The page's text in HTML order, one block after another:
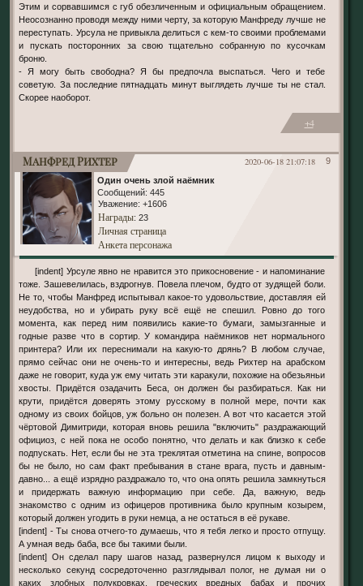
Этим и сорвавшимся с губ обезличенным и официальным обращением.
Неосознанно проводя между ними черту, за которую Манфреду лучше не
переступать. Урсула не привыкла делиться с кем-то своими проблемами
и пускать посторонних за свою тщательно собранную по кусочкам
броню.
- Я могу быть свободна? Я бы предпочла выспаться. Чего и тебе
советую. За последние пятнадцать минут выглядеть лучше ты не стал.
Скорее наоборот.
+4
9
2020-06-18 21:07:18
Манфред Рихтер
Один очень злой наёмник
Сообщений: 445
Уважение: +1606
Награды: 23
Личная страница
Анкета персонажа
[indent] Урсуле явно не нравится это прикосновение - и напоминание
тоже. Зашевелилась, вздрогнув. Повела плечом, будто от зудящей боли.
Не то, чтобы Манфред испытывал какое-то удовольствие, доставляя ей
неудобства, но и убирать руку всё ещё не спешил. Ровно до того
момента, как перед ним появились какие-то бумаги, замызганные и
годные разве что в сортир. У командира наёмников нет нормального
принтера? Или их переснимали на какую-то дрянь? В любом случае,
прямо сейчас они не очень-то и интересны, ведь Рихтер на арабском
даже не говорит, куда уж ему читать эти каракули, похожие на обезьяньи
хвосты. Придётся озадачить Беса, он должен бы разбираться. Как ни
крути, придётся доверять этому русскому в полной мере, почти как
одному из своих бойцов, уж больно он полезен. А вот что касается этой
чёртовой Димитриди, которая вновь решила "включить" раздражающий
официоз, с ней пока не особо понятно, что делать и как близко к себе
подпускать. Нет, если бы не эта треклятая отметина на спине, вопросов
бы не было, но сам факт пребывания в стане врага, пусть и давным-
давно... а ещё изрядно раздражало то, что она опять решила замкнуться
и придержать важную информацию при себе. Да, важную, ведь
знакомство с одним из офицеров противника было крупным козырем,
который должен угодить в руки немца, а не остаться в её рукаве.
[indent] - Ты снова отчего-то думаешь, что я тебя легко и просто отпущу.
А умная ведь баба, все бы такими были.
[indent] Он сделал пару шагов назад, развернулся лицом к выходу и
несколько секунд сосредоточенно разглядывал полог, не думая ни о
каких злобных полукровках, греческих вредных бабах и прочих